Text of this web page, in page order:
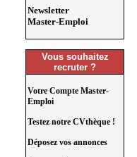
Newsletter
Master-Emploi
Vous souhaitez
recruter ?
Votre Compte Master-
Emploi
Testez notre CVthèque !
Déposez vos annonces